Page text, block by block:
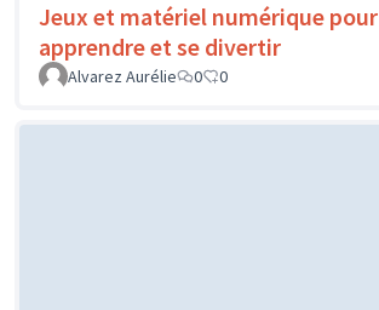
Jeux et matériel numérique pour
apprendre et se divertir
Alvarez Aurélie
0 0